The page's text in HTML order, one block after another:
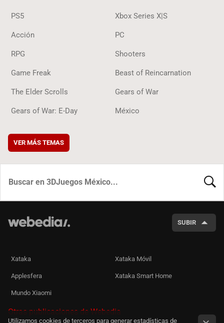
PS5 Xbox Series X|S
Acción PC
RPG Shooters
Game Freak Beast of Reincarnation
The Elder Scrolls Gears of War
Gears of War: E-Day México
VER MÁS TEMAS
SUBIR
Xataka Xataka Móvil
Applesfera Xataka Smart Home
Mundo Xiaomi
Otras publicaciones de Webedia
Utilizamos cookies de terceros para generar estadísticas de